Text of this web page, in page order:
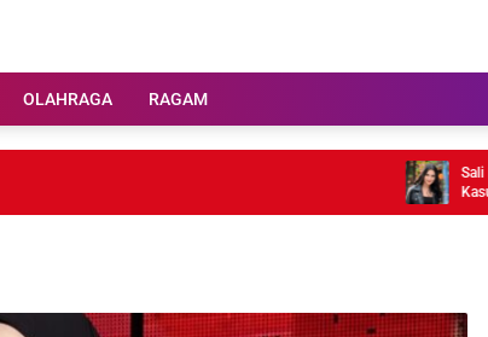
OLAHRAGA RAGAM
Sali
Kasusnya